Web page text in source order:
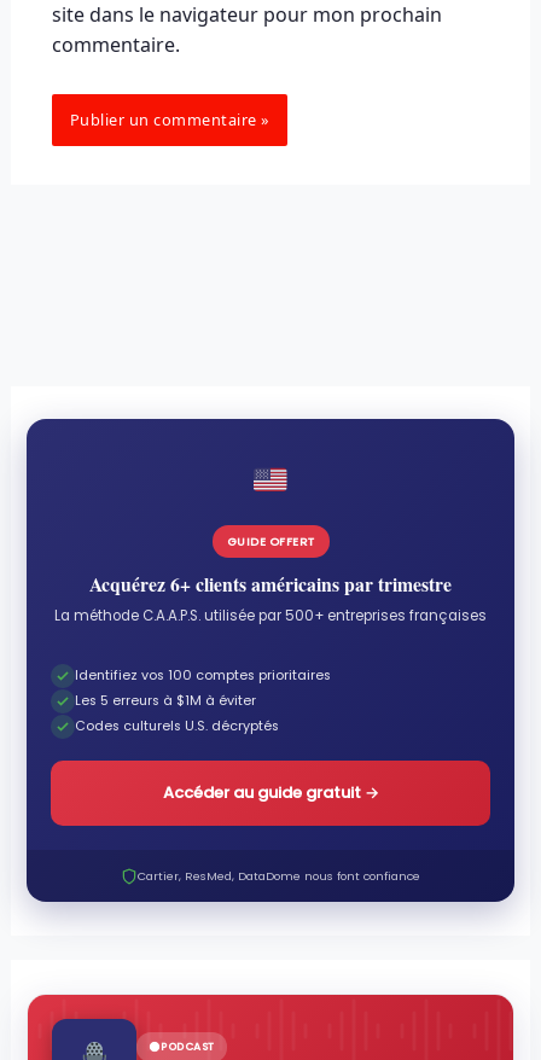
site dans le navigateur pour mon prochain
commentaire.
GUIDE OFFERT
Acquérez 6+ clients américains par trimestre
La méthode C.A.A.P.S. utilisée par 500+ entreprises françaises
Identifiez vos 100 comptes prioritaires
Les 5 erreurs à $1M à éviter
Codes culturels U.S. décryptés
Accéder au guide gratuit →
Cartier, ResMed, DataDome nous font confiance
PODCAST